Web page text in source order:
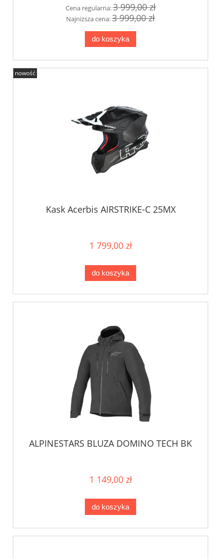
Cena regularna:3 999,00 zł
Najniższa cena:3 999,00 zł
do koszyka
Kask Acerbis AIRSTRIKE-C 25MX
1 799,00 zł
do koszyka
nowość
ALPINESTARS BLUZA DOMINO TECH BK
1 149,00 zł
do koszyka